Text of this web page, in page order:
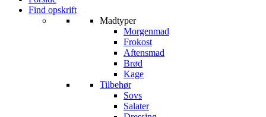
Find opskrift
Madtyper
Morgenmad
Frokost
Aftensmad
Brød
Kage
Tilbehør
Sovs
Salater